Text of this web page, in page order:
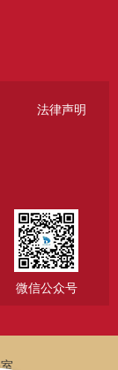
法律声明
微信公众号